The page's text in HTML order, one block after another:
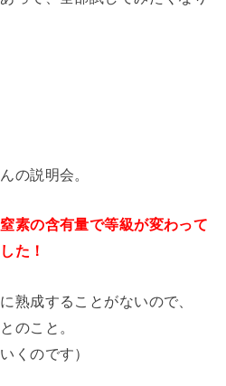
の説明会。
素の含有量で等級が変わって
た！
熟成することがないので、
のこと。
くのです）